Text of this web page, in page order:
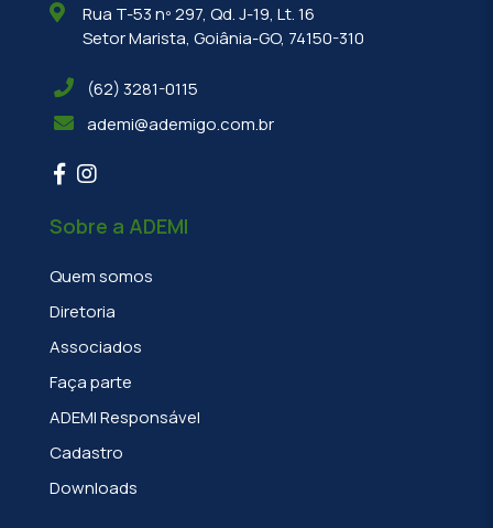
Rua T-53 nº 297, Qd. J-19, Lt. 16
Setor Marista, Goiânia-GO, 74150-310
(62) 3281-0115
ademi@ademigo.com.br
Sobre a ADEMI
Quem somos
Diretoria
Associados
Faça parte
ADEMI Responsável
Cadastro
Downloads